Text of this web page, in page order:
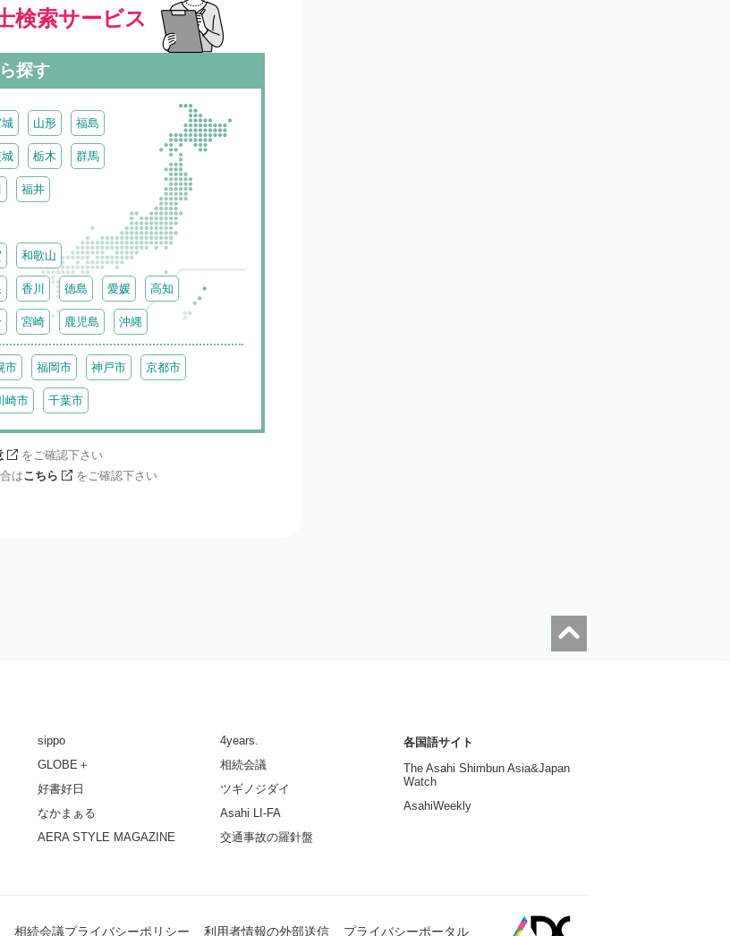
検索サービス
探す
山形 福島
栃木 群馬
福井
和歌山
香川 徳島 愛媛 高知
宮崎 鹿児島 沖縄
市 福岡市 神戸市 京都市
崎市 千葉市
をご確認下さい
はこちら をご確認下さい
sippo
GLOBE＋
好書好日
なかまぁる
AERA STYLE MAGAZINE
4years.
相続会議
ツギノジダイ
Asahi LI-FA
交通事故の羅針盤
各国語サイト
The Asahi Shimbun Asia&Japan
Watch
AsahiWeekly
相続会議プライバシーポリシー 利用者情報の外部送信 プライバシーポータル